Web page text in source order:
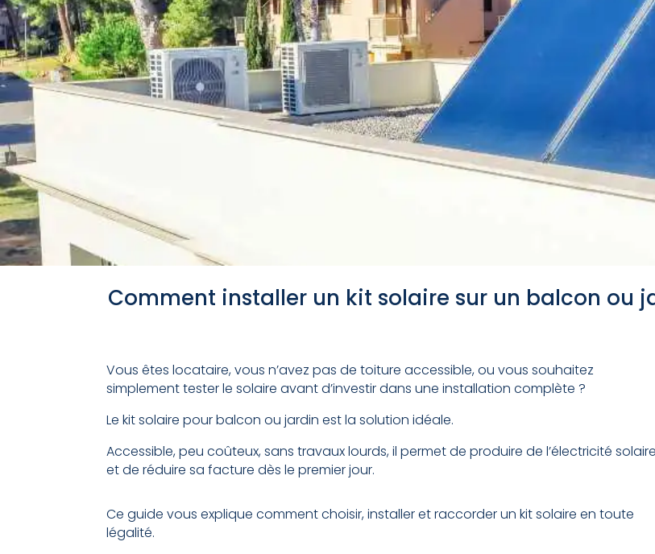
Comment installer un kit solaire sur un balcon ou
Vous êtes locataire, vous n’avez pas de toiture accessible, ou vous souhaitez
simplement tester le solaire avant d’investir dans une installation complète ?
Le kit solaire pour balcon ou jardin est la solution idéale.
Accessible, peu coûteux, sans travaux lourds, il permet de produire de l’électricité solaire
et de réduire sa facture dès le premier jour.
Ce guide vous explique comment choisir, installer et raccorder un kit solaire en toute
légalité.